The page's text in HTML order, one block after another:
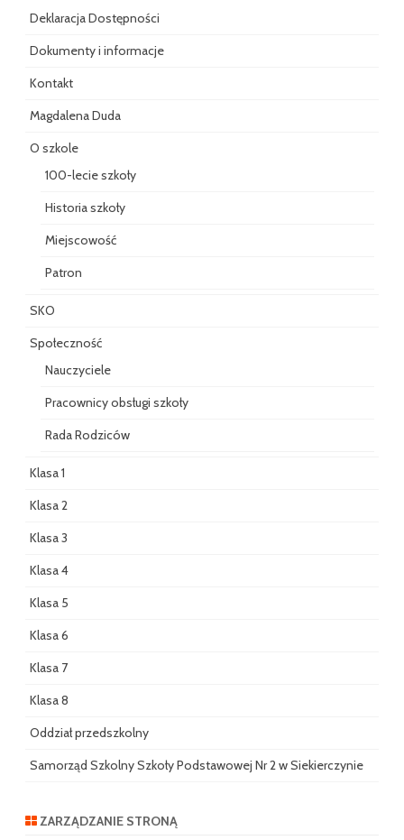
Deklaracja Dostępności
Dokumenty i informacje
Kontakt
Magdalena Duda
O szkole
100-lecie szkoły
Historia szkoły
Miejscowość
Patron
SKO
Społeczność
Nauczyciele
Pracownicy obsługi szkoły
Rada Rodziców
Klasa 1
Klasa 2
Klasa 3
Klasa 4
Klasa 5
Klasa 6
Klasa 7
Klasa 8
Oddział przedszkolny
Samorząd Szkolny Szkoły Podstawowej Nr 2 w Siekierczynie
ZARZĄDZANIE STRONĄ